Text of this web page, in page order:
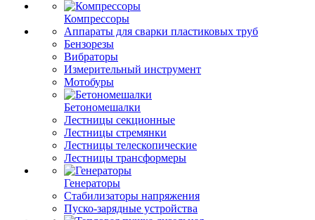
Компрессоры
Аппараты для сварки пластиковых труб
Бензорезы
Вибраторы
Измерительный инструмент
Мотобуры
Бетономешалки
Лестницы секционные
Лестницы стремянки
Лестницы телескопические
Лестницы трансформеры
Генераторы
Стабилизаторы напряжения
Пуско-зарядные устройства